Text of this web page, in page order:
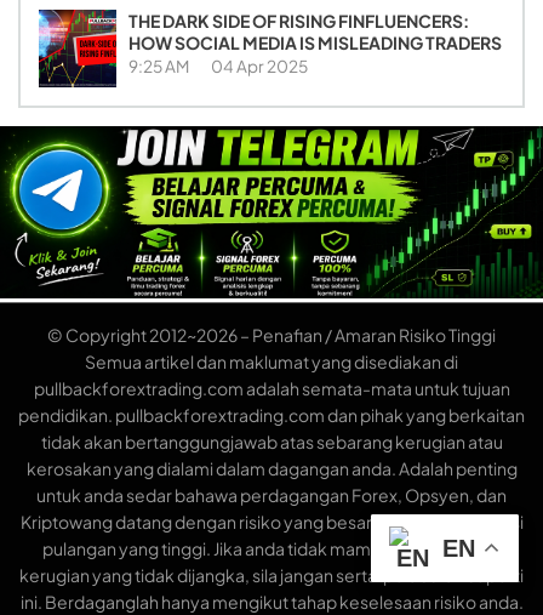
THE DARK SIDE OF RISING FINFLUENCERS:
HOW SOCIAL MEDIA IS MISLEADING TRADERS
9:25 AM 04 Apr 2025
© Copyright 2012~2026 – Penafian / Amaran Risiko Tinggi
Semua artikel dan maklumat yang disediakan di
pullbackforextrading.com adalah semata-mata untuk tujuan
pendidikan. pullbackforextrading.com dan pihak yang berkaitan
tidak akan bertanggungjawab atas sebarang kerugian atau
kerosakan yang dialami dalam dagangan anda. Adalah penting
untuk anda sedar bahawa perdagangan Forex, Opsyen, dan
Kriptowang datang dengan risiko yang besar di samping potensi
pulangan yang tinggi. Jika anda tidak mampu menanggung
kerugian yang tidak dijangka, sila jangan sertai pelaburan seperti
ini. Berdaganglah hanya mengikut tahap keselesaan risiko anda.
EN